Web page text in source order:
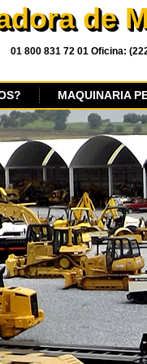
de
01 800 831 72 01 Oficina:
MAQUINARIA